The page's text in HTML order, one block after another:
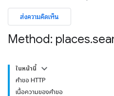
ส่งความคิดเห็น
Method: places.
ในหน้านี้
คำขอ HTTP
เนื้อความของคำขอ